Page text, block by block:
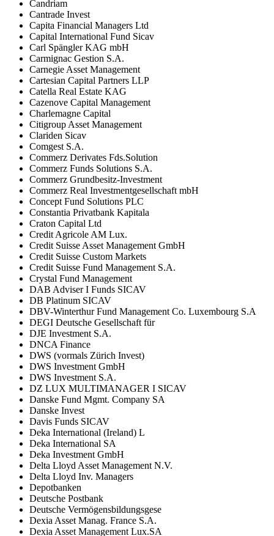
Candriam
Cantrade Invest
Capita Financial Managers Ltd
Capital International Fund Sicav
Carl Spängler KAG mbH
Carmignac Gestion S.A.
Carnegie Asset Management
Cartesian Capital Partners LLP
Catella Real Estate KAG
Cazenove Capital Management
Charlemagne Capital
Citigroup Asset Management
Clariden Sicav
Comgest S.A.
Commerz Derivates Fds.Solution
Commerz Funds Solutions S.A.
Commerz Grundbesitz-Investment
Commerz Real Investmentgesellschaft mbH
Concept Fund Solutions PLC
Constantia Privatbank Kapitala
Craton Capital Ltd
Credit Agricole AM Lux.
Credit Suisse Asset Management GmbH
Credit Suisse Custom Markets
Credit Suisse Fund Management S.A.
Crystal Fund Management
DAB Adviser I Funds SICAV
DB Platinum SICAV
DBV-Winterthur Fund Management Co. Luxembourg S.A
DEGI Deutsche Gesellschaft für
DJE Investment S.A.
DNCA Finance
DWS (vormals Zürich Invest)
DWS Investment GmbH
DWS Investment S.A.
DZ LUX MULTIMANAGER I SICAV
Danske Fund Mgmt. Company SA
Danske Invest
Davis Funds SICAV
Deka International (Ireland) L
Deka International SA
Deka Investment GmbH
Delta Lloyd Asset Management N.V.
Delta Lloyd Inv. Managers
Depotbanken
Deutsche Postbank
Deutsche Vermögensbildungsgese
Dexia Asset Manag. France S.A.
Dexia Asset Management Lux.SA